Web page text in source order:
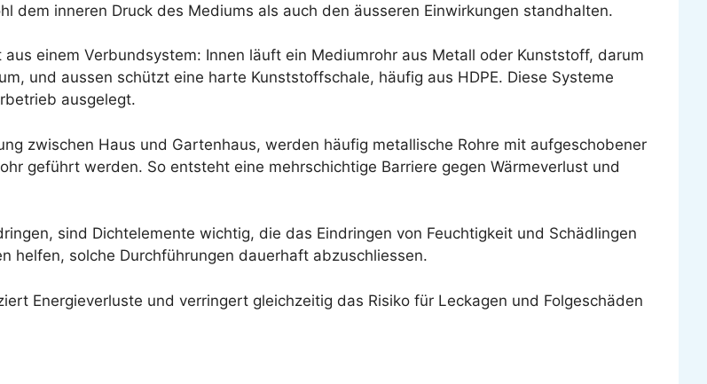
dem inneren Druck des Mediums als auch den äusseren Einwirkungen standhalten.
einem Verbundsystem: Innen läuft ein Mediumrohr aus Metall oder Kunststoff, darum
und aussen schützt eine harte Kunststoffschale, häufig aus HDPE. Diese Systeme
ausgelegt.
zwischen Haus und Gartenhaus, werden häufig metallische Rohre mit aufgeschobener
geführt werden. So entsteht eine mehrschichtige Barriere gegen Wärmeverlust und
sind Dichtelemente wichtig, die das Eindringen von Feuchtigkeit und Schädlingen
helfen, solche Durchführungen dauerhaft abzuschliessen.
Energieverluste und verringert gleichzeitig das Risiko für Leckagen und Folgeschäden